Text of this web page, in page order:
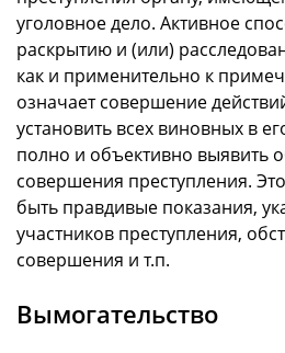
уголовное дело. Активное
раскрытию и (или)
как и применительно к
означает совершение
установить всех виновных в
полно и объективно выявить
совершения преступления.
быть правдивые показания,
участников преступления,
совершения и т.п.
Вымогательство